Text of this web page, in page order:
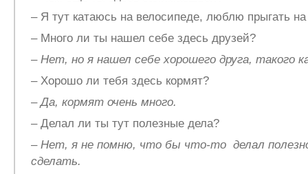
– Я тут катаюсь на велосипеде, люблю прыгать на
– Много ли ты нашел себе здесь друзей?
– Нет, но я нашел себе хорошего друга, такого
– Хорошо ли тебя здесь кормят?
–Да, кормят очень много.
– Делал ли ты тут полезные дела?
–Нет, я не помню, что бы что-то делал
сделать.